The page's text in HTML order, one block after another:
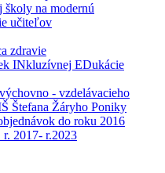
školy na modernú
učiteľov
zdravie
INkluzívnej EDukácie
- vzdelávacieho
Štefana Žáryho Poniky
do roku 2016
2017- r.2023